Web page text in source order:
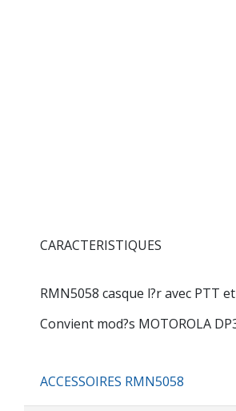
CARACTERISTIQUES
RMN5058 casque l?r avec PTT
Convient mod?s MOTOROLA
ACCESSOIRES RMN5058